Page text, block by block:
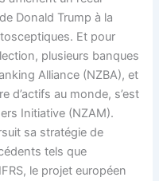
Donald Trump à la
Et pour
plusieurs banques
Alliance (NZBA), et
d’actifs au monde, s’est
Initiative (NZAM).
sa stratégie de
tels que
le projet européen